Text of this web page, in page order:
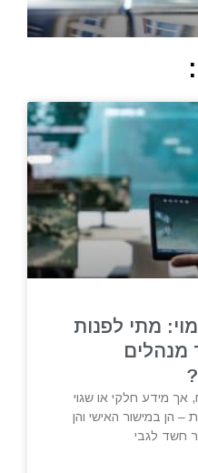
מתי לפנות
מנהלים
אך מידע חלקי או שגוי
– הן במישור האישי והן
חשד לגבי